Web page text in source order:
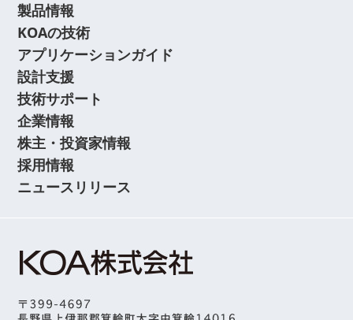
製品情報
KOAの技術
アプリケーションガイド
設計支援
技術サポート
企業情報
株主・投資家情報
採用情報
ニュースリリース